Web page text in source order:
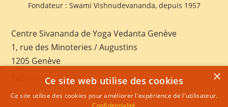
Fondateur : Swami Vishnudevananda, depuis 1957
Centre Sivananda de Yoga Vedanta Genève
1, rue des Minoteries / Augustins
1205 Genève
+41 022 328 03 28
E-mail:geneva@sivananda.net
×
Ce site web utilise des cookies
Ce site utilise des cookies pour améliorer l'expérience de l'utilisateur.
Confidentialité